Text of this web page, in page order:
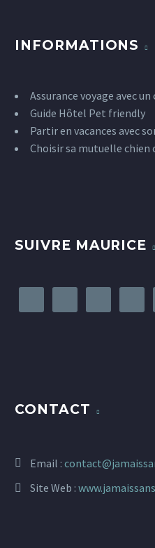
INFORMATIONS
Assurance voyage avec un
Guide Hôtel Pet friendly
Partir en vacances avec
Choisir sa mutuelle chien
SUIVRE MAURICE
CONTACT
Email :
Site Web :